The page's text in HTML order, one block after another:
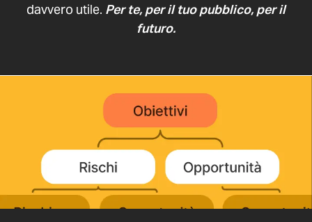
davvero utile. Per te, per il tuo pubblico, per il
futuro.